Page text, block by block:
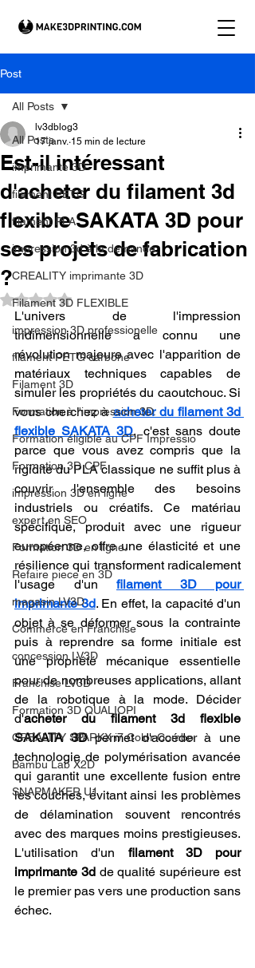
Post
All Posts
imprimante 3D
filament PETG
filament PLA
impression 3d à la demande.
CREALITY imprimante 3D
Filament 3D FLEXIBLE
impression 3D professionelle
filament PETG carbone
Filament 3D
Formation à l'impression 3D.
Formation éligible au CPF Impressio
Formation 3D CPF
impression 3D en ligne
expert en SEO
Formation 3D en ligne.
Refaire piece en 3D
magasin LV3D
Commerce en Franchise
concession LV3D
Franchise LV3D
Formation 3D QUALIOPI
CREALITY SPARKX i7 Color Combo
Bambu Lab X2D
SNAPMAKER U1
All Posts
Est-il intéressant
d'acheter du filament 3d
flexible SAKATA 3D pour
ses projets de fabrication
?
lv3dblog3
17 janv. 15 min de lecture
Noté NaN étoiles sur 5.
L'univers de l'impression
tridimensionnelle a connu une
révolution majeure avec l'apparition de
matériaux techniques capables de
simuler les propriétés du caoutchouc. Si
vous cherchez à acheter du filament 3d
flexible SAKATA 3D, c'est sans doute
parce que vous avez compris que la
rigidité du PLA classique ne suffit plus à
couvrir l'ensemble des besoins
industriels ou créatifs. Ce matériau
spécifique, produit avec une rigueur
européenne, offre une élasticité et une
résilience qui transforment radicalement
l'usage d'un filament 3D pour
imprimante 3d. En effet, la capacité d'un
objet à se déformer sous la contrainte
puis à reprendre sa forme initiale est
une propriété mécanique essentielle
pour de nombreuses applications, allant
de la robotique à la mode. Décider
d'acheter du filament 3d flexible
SAKATA 3D permet d'accéder à une
technologie de polymérisation avancée
qui garantit une excellente fusion entre
les couches, évitant ainsi les problèmes
de délamination souvent rencontrés
avec des marques moins prestigieuses.
L'utilisation d'un filament 3D pour
imprimante 3d de qualité supérieure est
le premier pas vers une production sans
échec.